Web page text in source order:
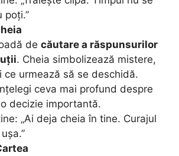
poți.”
de căutare a răspunsurilor
. Cheia simbolizează mistere,
ce urmează să se deschidă.
ceva mai profund despre
decizie importantă.
„Ai deja cheia în tine. Curajul